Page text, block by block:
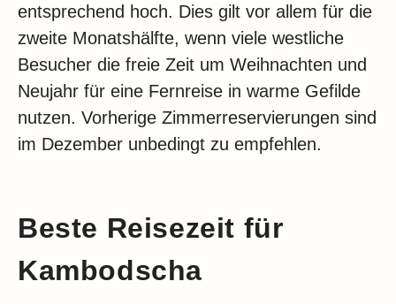
entsprechend hoch. Dies gilt vor allem für die
zweite Monatshälfte, wenn viele westliche
Besucher die freie Zeit um Weihnachten und
Neujahr für eine Fernreise in warme Gefilde
nutzen. Vorherige Zimmerreservierungen sind
im Dezember unbedingt zu empfehlen.
Beste Reisezeit für
Kambodscha